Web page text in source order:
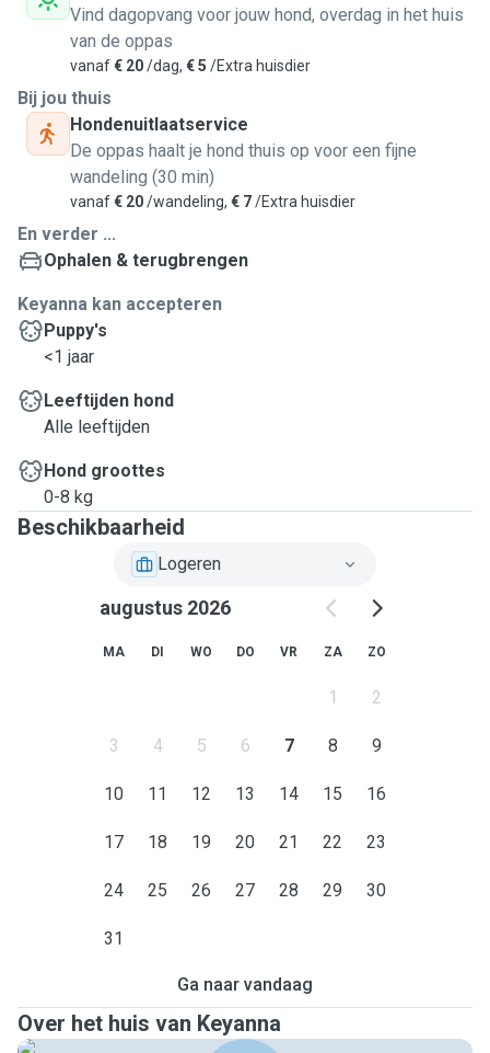
Vind dagopvang voor jouw hond, overdag in het huis
van de oppas
vanaf€ 20/dag, € 5 /Extra huisdier
Bij jou thuis
Hondenuitlaatservice
De oppas haalt je hond thuis op voor een fijne
wandeling (30 min)
vanaf€ 20/wandeling, € 7/Extra huisdier
En verder ...
Ophalen & terugbrengen
Keyanna kan accepteren
Puppy's
<1 jaar
Leeftijden hond
Alle leeftijden
Hond groottes
0-8 kg
Beschikbaarheid
Logeren
augustus 2026
MA DI WO DO VR ZA ZO
1 2
3 4 5 6 7 8 9
10 11 12 13 14 15 16
17 18 19 20 21 22 23
24 25 26 27 28 29 30
31
Ga naar vandaag
Over het huis van Keyanna